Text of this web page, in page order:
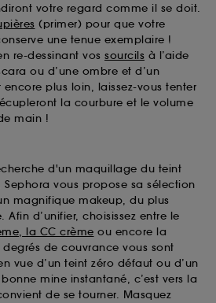
votre regard comme il se doit.
(primer) pour que votre
une tenue exemplaire !
re-dessinant vos sourcils à l’aide
ou d’une ombre et d’un
plus loin, laissez-vous tenter
la courbure et le volume
main !
d'un maquillage du teint
vous propose sa sélection
magnifique makeup, du plus
d’unifier, choisissez entre le
la CC crème ou encore la
degrés de couvrance vous sont
vue d’un teint zéro défaut ou d’un
mine instantané, c’est vers la
de se tourner. Masquez